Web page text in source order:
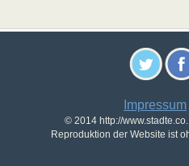
Impressum
© 2014 http://
Reproduktion der Website ist